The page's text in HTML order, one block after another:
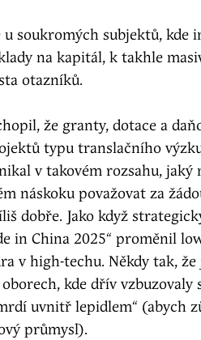
u soukromých subjektů,
na kapitál, k takhle
otazníků.
že granty, dotace a
typu translačního
v takovém rozsahu,
náskoku považovat za
dobře. Jako když
in China 2025“ proměnil
v high-techu. Někdy tak,
kde dřív vzbuzovaly
uvnitř lepidlem“ (abych
průmysl).